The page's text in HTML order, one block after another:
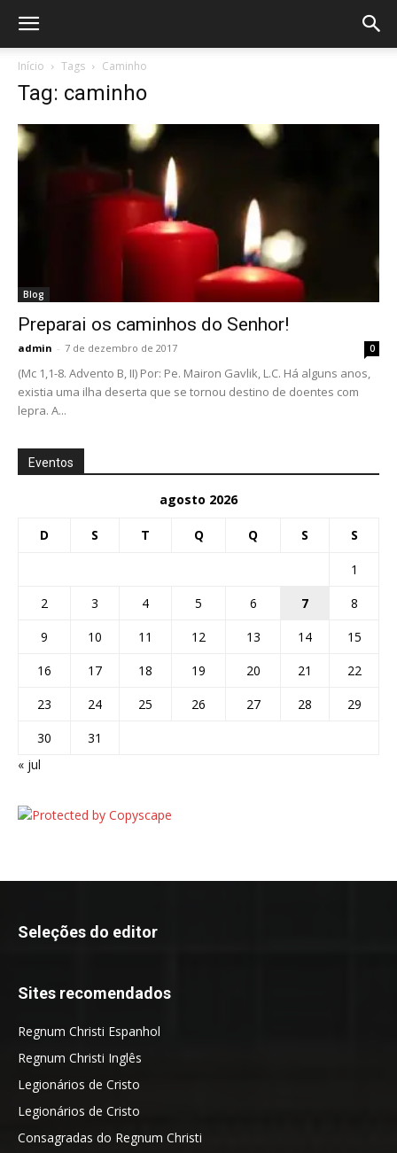
Início Tags Caminho
Tag: caminho
Blog
Preparai os caminhos do Senhor!
admin - 7 de dezembro de 2017 0
(Mc 1,1-8. Advento B, II) Por: Pe. Mairon Gavlik, L.C. Há alguns anos,
existia uma ilha deserta que se tornou destino de doentes com
lepra. A...
Eventos
agosto 2026
D S T Q Q S S
1
2
3 4 5 6 7
8
9
10 11 12 13 14
15
16
17 18 19 20 21
22
23
24 25 26 27 28
29
30
31
« jul
Seleções do editor
Sites recomendados
Regnum Christi Espanhol
Regnum Christi Inglês
Legionários de Cristo
Legionários de Cristo
Consagradas do Regnum Christi